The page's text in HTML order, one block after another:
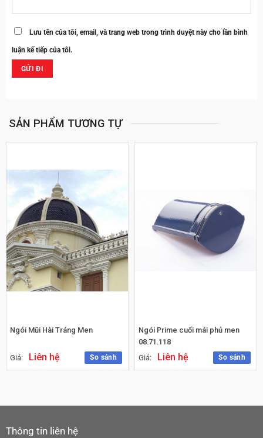
Lưu tên của tôi, email, và trang web trong trình duyệt này cho lần bình
luận kế tiếp của tôi.
SẢN PHẨM TƯƠNG TỰ
So sánh
Ngói Mũi Hài Tráng Men
Giá: Liên hệ So sánh
Ngói Prime cuối mái phủ men
08.71.118
Giá:
Liên hệ
Thông tin liên hệ